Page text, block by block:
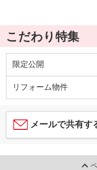
こだわり特集
限定公開
リフォーム物件
メールで共有す